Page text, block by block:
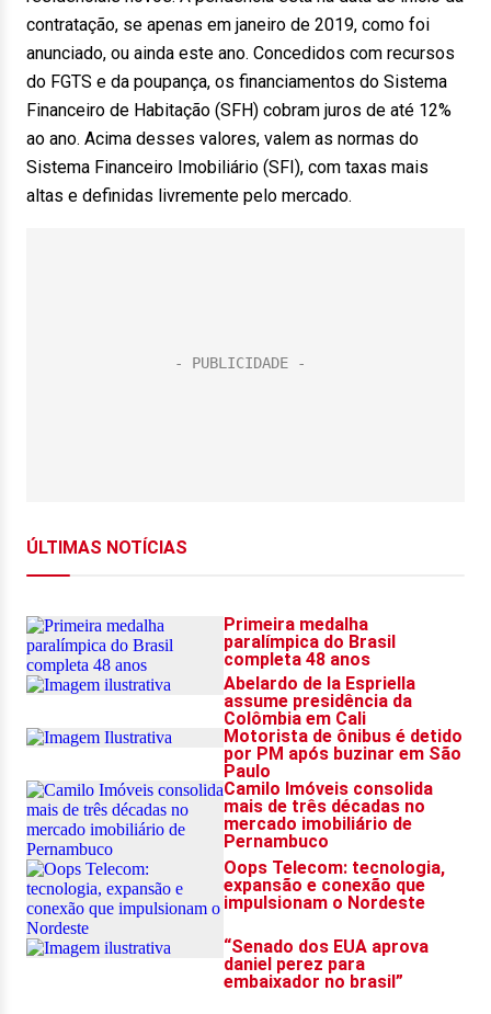
contratação, se apenas em janeiro de 2019, como foi
anunciado, ou ainda este ano. Concedidos com recursos
do FGTS e da poupança, os financiamentos do Sistema
Financeiro de Habitação (SFH) cobram juros de até 12%
ao ano. Acima desses valores, valem as normas do
Sistema Financeiro Imobiliário (SFI), com taxas mais
altas e definidas livremente pelo mercado.